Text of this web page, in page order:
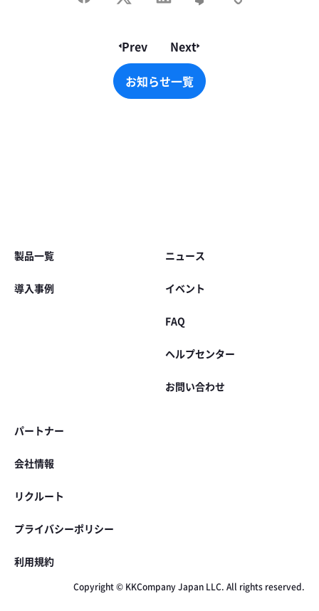
Prev
お知らせ一覧
お知らせ一覧
Next
製品一覧
導入事例
ニュース
イベント
FAQ
ヘルプセンター
お問い合わせ
パートナー
会社情報
リクルート
プライバシーポリシー
利用規約
Copyright © KKCompany Japan LLC. All rights reserved.